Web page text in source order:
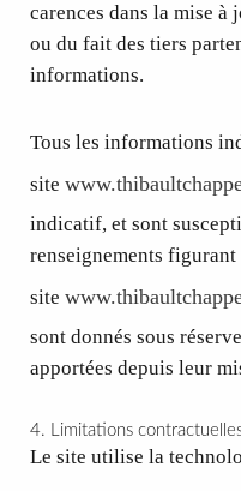
carences dans la mise à
ou du fait des tiers
informations.
Tous les informations
site
indicatif, et sont
renseignements figurant
site
sont donnés sous
apportées depuis leur
4. Limitations
Le site utilise la